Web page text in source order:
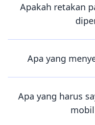
Apakah retakan
Apa yang
Apa yang harus